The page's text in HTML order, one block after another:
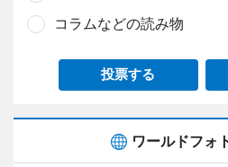
コラムなどの読み物
投票する
ワールドフォ